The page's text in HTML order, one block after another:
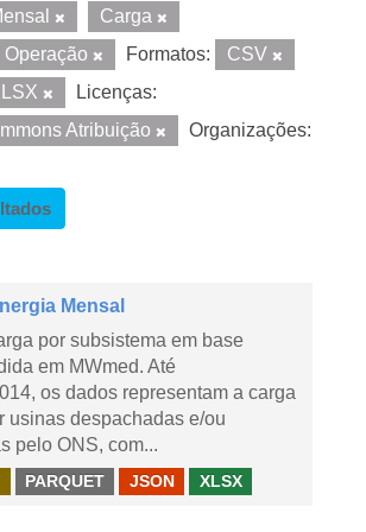
Carga
Operação
Formatos:
CSV
Licenças:
Atribuição
Organizações:
Mensal
por subsistema em base
em MWmed. Até
os dados representam a carga
usinas despachadas e/ou
pelo ONS, com...
PARQUET JSON XLSX